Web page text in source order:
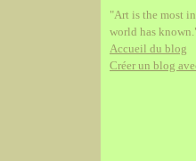
"Art is the most
world has
Accueil du blog
Créer un blog